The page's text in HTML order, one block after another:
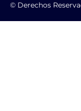
© Derechos